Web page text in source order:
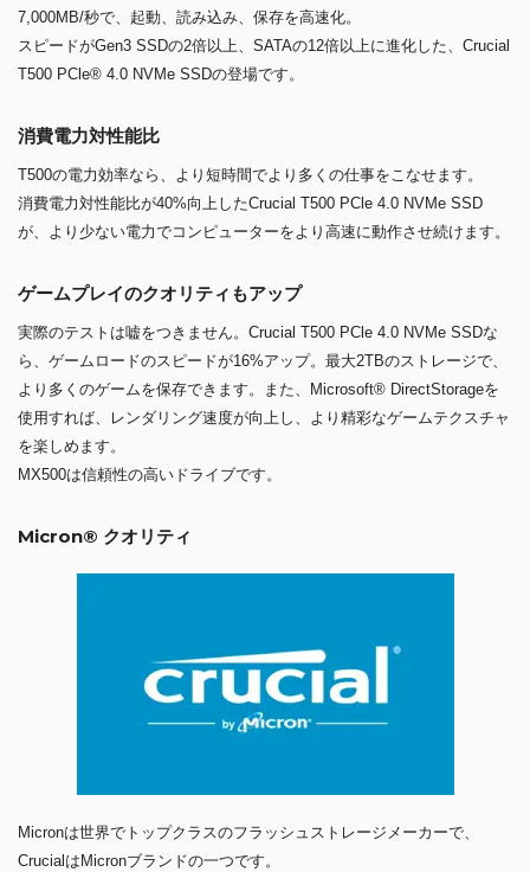
7,000MB/秒で、起動、読み込み、保存を高速化。
スピードがGen3 SSDの2倍以上、SATAの12倍以上に進化した、Crucial
T500 PCle® 4.0 NVMe SSDの登場です。
消費電力対性能比
T500の電力効率なら、より短時間でより多くの仕事をこなせます。
消費電力対性能比が40%向上したCrucial T500 PCle 4.0 NVMe SSD
が、より少ない電力でコンピューターをより高速に動作させ続けます。
ゲームプレイのクオリティもアップ
実際のテストは嘘をつきません。Crucial T500 PCle 4.0 NVMe SSDな
ら、ゲームロードのスピードが16%アップ。最大2TBのストレージで、
より多くのゲームを保存できます。また、Microsoft® DirectStorageを
使用すれば、レンダリング速度が向上し、より精彩なゲームテクスチャ
を楽しめます。
MX500は信頼性の高いドライブです。
Micron® クオリティ
Micronは世界でトップクラスのフラッシュストレージメーカーで、
CrucialはMicronブランドの一つです。